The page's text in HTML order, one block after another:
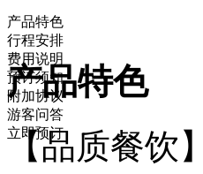
产品特色
行程安排
费用说明
预订须知
附加协议
游客问答
立即预订
产品特色
【品质餐饮